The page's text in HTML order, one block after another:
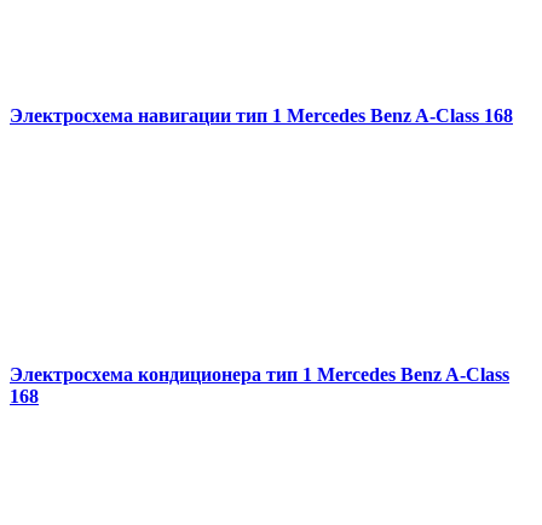
Электросхема навигации тип 1 Mercedes Benz A-Class 168
Электросхема кондиционера тип 1 Mercedes Benz A-Class
168